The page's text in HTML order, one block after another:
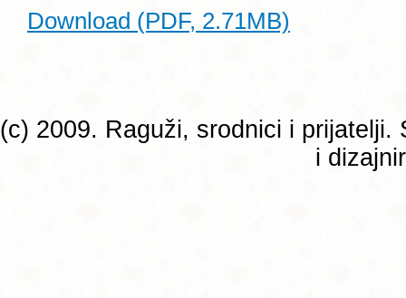
Download (PDF, 2.71MB)
(c) 2009. Raguži, srodnici i
i